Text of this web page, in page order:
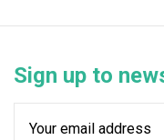
Sign up to